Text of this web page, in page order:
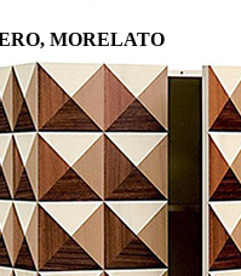
MORELATO